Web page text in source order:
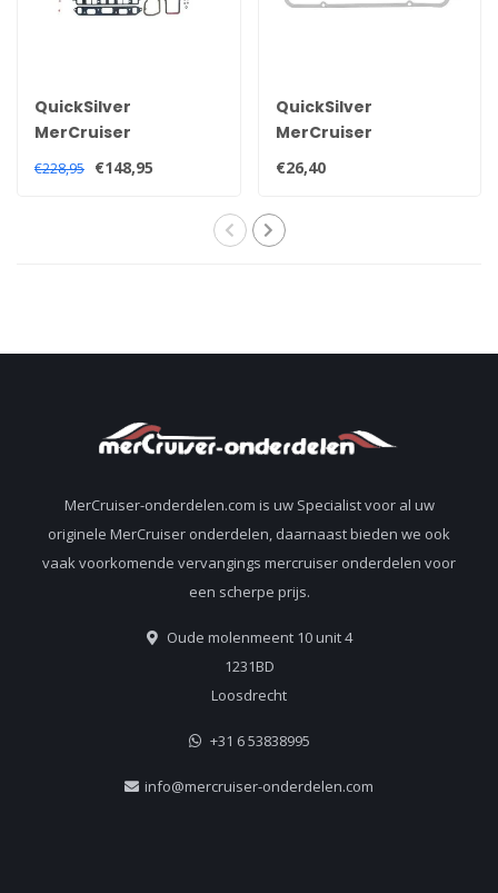
QuickSilver
MerCruiser
koppakkingset voor
2,5 en 3.0 liter
€228,95 €148,95
QuickSilver
MerCruiser
kleppendeksel
pakking voor 2,5 en
851040
€26,40
MerCruiser-onderdelen.com is uw Specialist voor al uw
originele MerCruiser onderdelen, daarnaast bieden we ook
vaak voorkomende vervangings mercruiser onderdelen voor
een scherpe prijs.
Oude molenmeent 10 unit 4
1231BD
Loosdrecht
+31 6 53838995
info@mercruiser-onderdelen.com